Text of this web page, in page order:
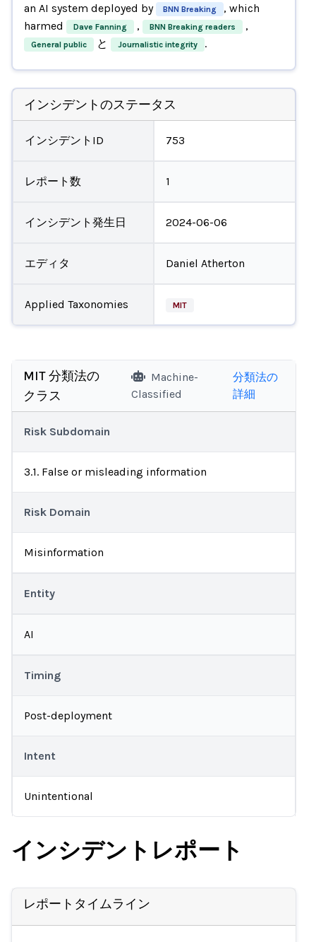
an AI system deployed by
BNN Breaking
, which
harmed
Dave Fanning , BNN Breaking readers ,
General public と Journalistic integrity .
インシデントのステータス
インシデントID 753
レポート数 1
インシデント発生日 2024-06-06
エディタ Daniel Atherton
Applied Taxonomies MIT
MIT 分類法の
クラス
Machine-
Classified
分類法の
詳細
Risk Subdomain
3.1. False or misleading information
Risk Domain
Misinformation
Entity
AI
Timing
Post-deployment
Intent
Unintentional
インシデントレポート
レポートタイムライン